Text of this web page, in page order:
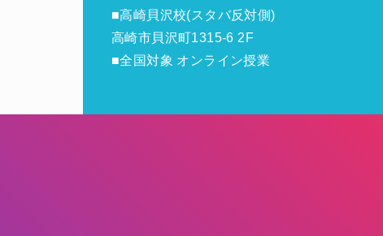
■高崎貝沢校(スタバ反対側)
高崎市貝沢町1315-6 2F
■全国対象 オンライン授業